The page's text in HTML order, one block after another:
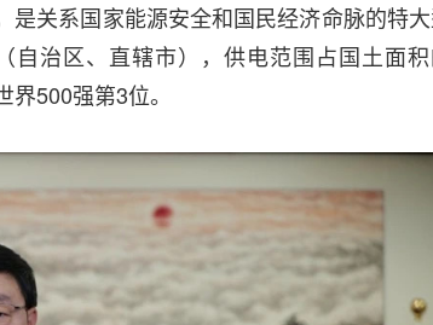
关系国家能源安全和国民经济命脉的特
治区、直辖市），供电范围占国土面
500强第3位。